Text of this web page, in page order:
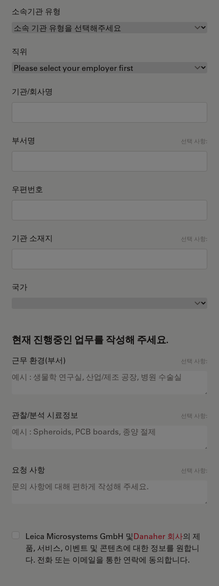
소속기관 유형
직위
기관/회사명
부서명 선택 사항:
우편번호
기관 소재지 선택 사항:
국가
현재 진행중인 업무를 작성해 주세요.
근무 환경(부서) 선택 사항:
관찰/분석 시료정보 선택 사항:
요청 사항 선택 사항:
Leica Microsystems GmbH 및Danaher 회사의 제
품, 서비스, 이벤트 및 콘텐츠에 대한 정보를 원합니
다. 전화 또는 이메일을 통한 연락에 동의합니다.